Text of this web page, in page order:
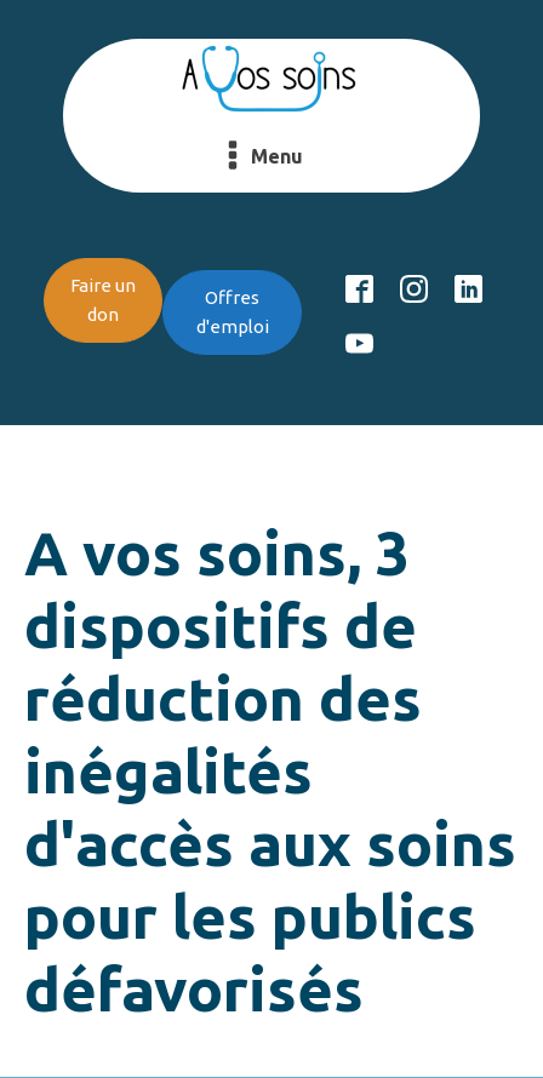
Menu
Faire un
don
Offres
d'emploi
A vos soins, 3
dispositifs de
réduction des
inégalités
d'accès aux soins
pour les publics
défavorisés